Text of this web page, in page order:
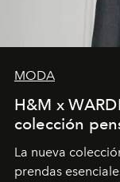
MODA
H&M x
colección
La nueva
prendas